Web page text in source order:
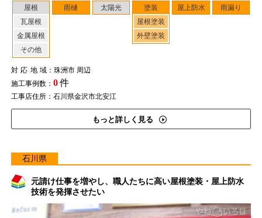
屋根
瓦屋根
金属屋根
その他
雨樋 太陽光
塗装
屋根塗装
外壁塗装
屋上防水 雨漏り
対応地域：珠洲市 周辺
施工事例数： 0件
工事店住所：石川県金沢市北安江
もっと詳しく見る
石川県
元請け仕事を増やし、職人たちに高い屋根塗装・屋上防水
技術を発揮させたい